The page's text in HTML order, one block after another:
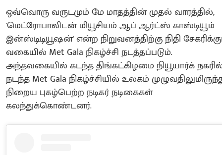
ஒவ்வொரு வருடமும் மே மாதத்தின் முதல் வாரத்தில்,
'மெட்ரோபாலிடன் மியூசியம் ஆப் ஆர்ட்ஸ் காஸ்டியூம்
இன்ஸ்டிடியூஷன்' என்ற நிறுவனத்திற்கு நிதி
வகையில் Met Gala நிகழ்ச்சி நடத்தப்படும்.
அந்தவகையில் கடந்த திங்கட்கிழமை நியூயார்க்
நடந்த Met Gala நிகழ்ச்சியில் உலகம்
நிறைய புகழ்பெற்ற நடிகர் நடிகைகள்
கலந்துக்கொண்டனர்.